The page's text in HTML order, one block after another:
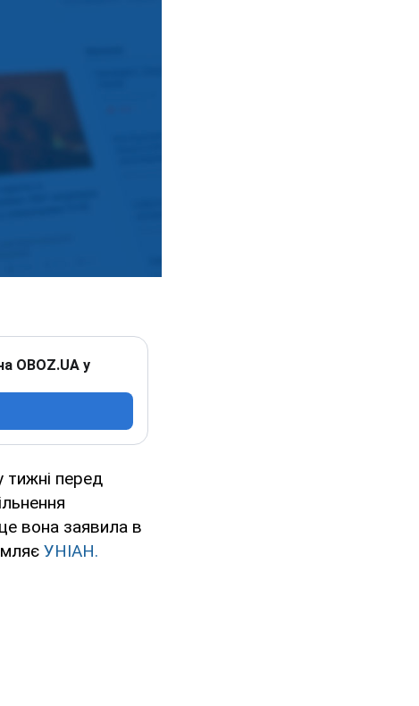
OBOZ.UA у
перед
вона заявила в
УНІАН.